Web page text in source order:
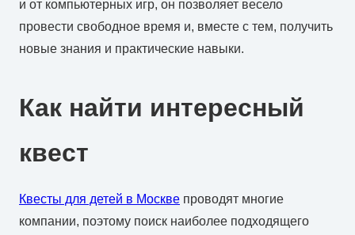
и от компьютерных игр, он позволяет весело
провести свободное время и, вместе с тем, получить
новые знания и практические навыки.
Как найти интересный
квест
Квесты для детей в Москве проводят многие
компании, поэтому поиск наиболее подходящего